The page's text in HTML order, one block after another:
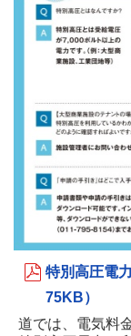
特別高圧電
75KB）
道では、電気料